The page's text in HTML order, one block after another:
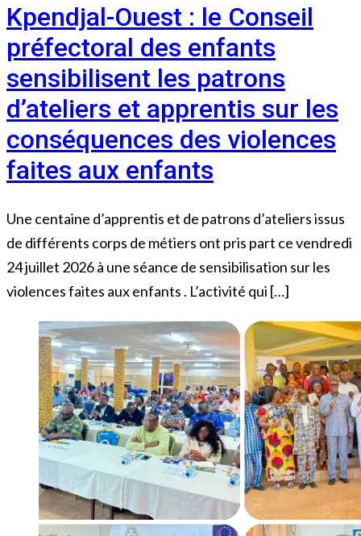
Kpendjal-Ouest : le Conseil
préfectoral des enfants
sensibilisent les patrons
d’ateliers et apprentis sur les
conséquences des violences
faites aux enfants
Une centaine d’apprentis et de patrons d’ateliers issus
de différents corps de métiers ont pris part ce vendredi
24 juillet 2026 à une séance de sensibilisation sur les
violences faites aux enfants . L’activité qui […]